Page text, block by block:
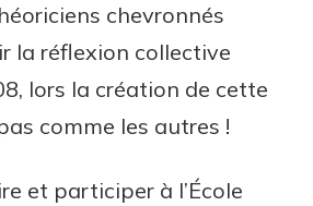
chevronnés
la réflexion collective
lors la création de cette
comme les autres !
et participer à l’École